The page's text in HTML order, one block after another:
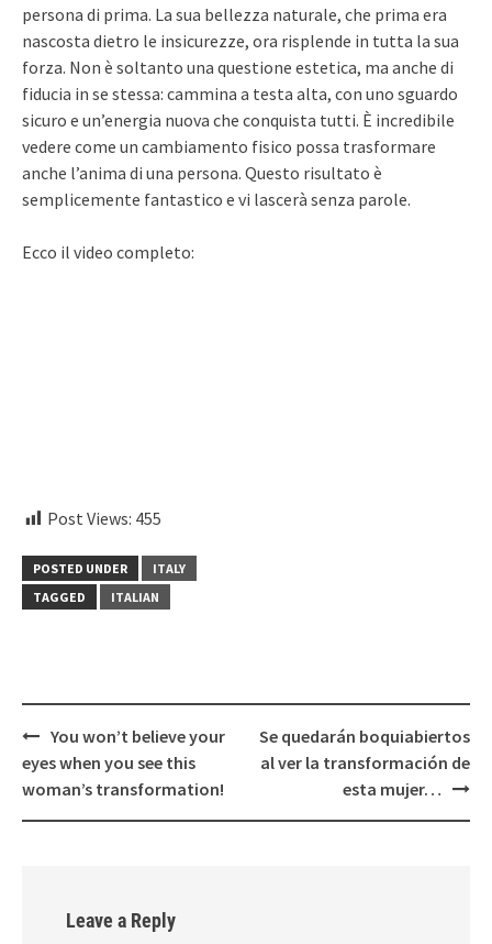
persona di prima. La sua bellezza naturale, che prima era
nascosta dietro le insicurezze, ora risplende in tutta la sua
forza. Non è soltanto una questione estetica, ma anche di
fiducia in se stessa: cammina a testa alta, con uno sguardo
sicuro e un’energia nuova che conquista tutti. È incredibile
vedere come un cambiamento fisico possa trasformare
anche l’anima di una persona. Questo risultato è
semplicemente fantastico e vi lascerà senza parole.
Ecco il video completo:
Post Views: 455
POSTED UNDER
ITALY
TAGGED
ITALIAN
Post
navigation
You won’t believe your
eyes when you see this
woman’s transformation!
Se quedarán boquiabiertos
al ver la transformación de
esta mujer…
Leave a Reply